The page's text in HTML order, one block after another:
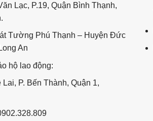
Lạc, P.19, Quận Bình Thạnh,
Tường Phú Thạnh – Huyện Đức
An
hộ lao động:
Lai, P. Bến Thành, Quận 1,